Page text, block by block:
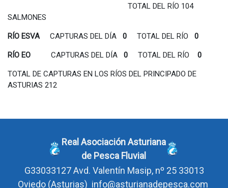
TOTAL DEL RÍO 104
SALMONES
RÍO ESVA CAPTURAS DEL DÍA 0 TOTAL DEL RÍO 0
RÍO EO CAPTURAS DEL DÍA 0 TOTAL DEL RÍO 0
TOTAL DE CAPTURAS EN LOS RÍOS DEL PRINCIPADO DE
ASTURIAS 212
Real Asociación Asturiana
de Pesca Fluvial
G33033127Avd. Valentín Masip, nº 25 33013
Oviedo (Asturias) info@asturianadepesca.com